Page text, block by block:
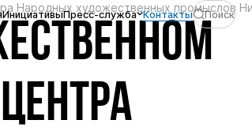
ИнициативыПресс-служба Контакты Поиск
Народных художественных промыслов